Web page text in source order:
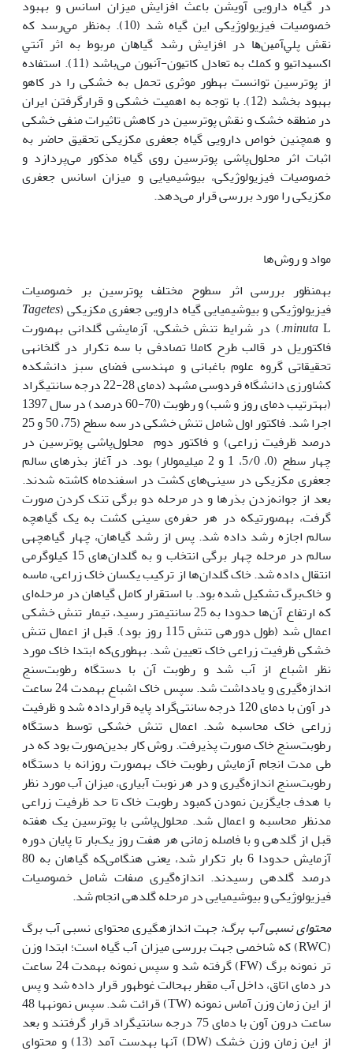
در گیاه دارویی آویشن باعث افزایش میزان اسانس و بهبود
خصوصیات فیزیولوژیکی این گیاه شد (10). ﺑﻪ‏ﻧﻈﺮ ﻣﻲ­رﺳﺪ ﻛﻪ
ﻧﻘﺶ ﭘﻠﻲآﻣﻴﻦﻫﺎ در اﻓﺰاﻳﺶ رﺷﺪ گیاﻫﺎن ﻣﺮﺑﻮط ﺑﻪ اﺛﺮ آﻧﺘﻲ
اﻛﺴﻴﺪاﺗﻴﻮ و ﻛﻤﻚ ﺑﻪ ﺗﻌﺎدل ﻛﺎﺗﻴﻮن-آﻧﻴﻮن می‌باشد (11). استفاده
از پوترسین توانست به­طور موثری تحمل به خشکی را در کاهو
بهبود بخشد (12). با توجه به اهمیت خشکی و قرارگرفتن ایران
در منطقه خشک و نقش پوترسین در کاهش تاثیرات منفی خشکی
و هم‏چنین خواص دارویی گیاه جعفری مکزیکی تحقیق حاضر به
اثبات اثر محلول‌پاشی پوترسین روی گیاه مذکور می‌پردازد و
خصوصیات فیزیولوژیکی، بیوشیمیایی و میزان اسانس جعفری
مکزیکی را مورد بررسی قرار می‌دهد.
مواد و روش‌ها
به­منظور بررسی اثر سطوح مختلف پوترسین بر خصوصیات
فیزیولوژیکی و بیوشیمیایی گیاه دارویی جعفری مکزیکی (Tagetes
minutaL.) در شرایط تنش خشکی، آزمایشی گلدانی به­‏صورت
فاکتوریل در قالب طرح کاملا تصادفی با سه تکرار در گل‏خانه‏ی
تحقیقاتی گروه علوم باغبانی و مهندسی فضای سبز دانشکده
کشاورزی دانشگاه فردوسی مشهد (دمای 28-22 درجه سانتی­گراد
(به­ترتیب دمای روز و شب) و رطوبت (70-60 درصد) در سال 1397
اجرا شد. فاکتور اول شامل تنش خشکی در سه سطح (75، 50 و 25
درصد ظرفیت زراعی) و فاکتور دوم محلول‌پاشی پوترسین در
چهار سطح (0، 5/0، 1 و 2 میلی­مولار) بود. در آغاز بذرهای سالم‌
جعفری‌ مکزیکی در سینی‌های کشت در اسفندماه کاشته شدند.
بعد از جوانه‌زدن بذرها و در مرحله دو برگی تنک کردن صورت
گرفت، به­صورتی‏که در هر حفره‌ی سینی کشت به یک گیاه‏چه
سالم اجازه رشد داده شد. پس از رشد گیاهان، چهار گیاه‏چه­ی
سالم در مرحله چهار برگی انتخاب و به گلدان‌های 15 کیلوگرمی
انتقال داده شد. خاک گلدان‌ها از ترکیب یکسان خاک زراعی، ماسه
و خاک‌برگ تشکیل شده بود. با استقرار کامل گیاهان در مرحله‌ای
که ارتفاع آن‌ها حدودا به 25 سانتی­متر رسید، تیمار تنش خشکی
اعمال شد (طول دوره­ی تنش 115 روز بود). قبل از اعمال تنش
خشکی ظرفیت زراعی خاک تعیین شد. به­طوری‌که ابتدا خاک مورد
نظر اشباع از آب شد و رطوبت آن با دستگاه رطوبت‌سنج
اندازه‌گیری و یادداشت شد. سپس خاک اشباع به­مدت 24 ساعت
در آون با دمای 120 درجه سانتی‌گراد پایه قرارداده شد و ظرفیت
زراعی خاک محاسبه شد. اعمال تنش خشکی توسط دستگاه
رطوبت‌سنج خاک صورت پذیرفت. روش کار بدین‌صورت بود که در
طی مدت انجام آزمایش رطوبت خاک به­صورت روزانه با دستگاه
رطوبت‌سنج اندازه‌گیری و در هر نوبت آبیاری، میزان آب مورد نظر
با هدف جایگزین نمودن کمبود رطوبت خاک تا حد ظرفیت زراعی
مدنظر محاسبه و اعمال شد. محلول‌پاشی با پوترسین یک هفته
قبل از گل‏دهی و با‌ فاصله زمانی هر هفت روز یک‌بار تا پایان دوره
آزمایش حدودا 6 بار تکرار ‌شد، یعنی هنگامی‌که گیاهان به 80
درصد گل‏دهی رسیدند. اندازه‌گیری صفات شامل خصوصیات
فیزیولوژیکی و بیوشیمیایی در مرحله گل‏دهی انجام شد.
محتوای نسبی آب برگ:جهت اندازه­گیری محتوای نسبی آب برگ
(RWC) که شاخصی جهت بررسی میزان آب گیاه است؛ ابتدا وزن
تر نمونه برگ (FW) گرفته شد و سپس نمونه به‏مدت 24 ساعت
در دمای اتاق، داخل آب مقطر به‏حالت غوطه­ور قرار داده شد و پس
از این زمان وزن آماس نمونه (TW) قرائت شد. سپس نمونه­ها 48
ساعت درون آون با دمای 75 درجه سانتی‏گراد قرار گرفتند و بعد
از این زمان وزن خشک (DW) آن‏ها به‏دست آمد (13) و محتوای